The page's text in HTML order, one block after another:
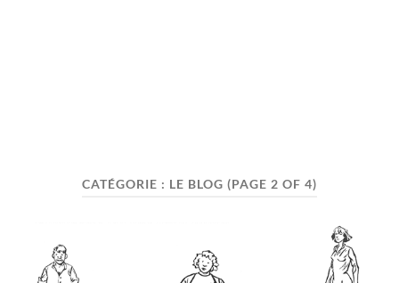
CATÉGORIE : LE BLOG (PAGE 2 OF 4)